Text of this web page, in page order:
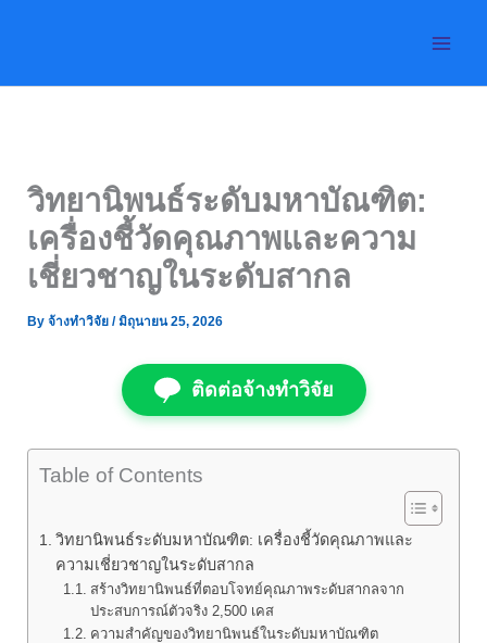
วิทยานิพนธ์ระดับมหาบัณฑิต:
เครื่องชี้วัดคุณภาพและความ
เชี่ยวชาญในระดับสากล
By จ้างทำวิจัย /มิถุนายน 25, 2026
ติดต่อจ้างทำวิจัย
Table of Contents
วิทยานิพนธ์ระดับมหาบัณฑิต: เครื่องชี้วัดคุณภาพและ
ความเชี่ยวชาญในระดับสากล
สร้างวิทยานิพนธ์ที่ตอบโจทย์คุณภาพระดับสากลจาก
ประสบการณ์ตัวจริง 2,500 เคส
ความสำคัญของวิทยานิพนธ์ในระดับมหาบัณฑิต